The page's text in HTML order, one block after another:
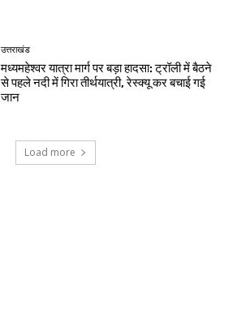
उत्तराखंड
मध्यमहेश्वर यात्रा मार्ग पर बड़ा हादसा: ट्रॉली में बैठने
से पहले नदी में गिरा तीर्थयात्री, रेस्क्यू कर बचाई गई
जान
Load more